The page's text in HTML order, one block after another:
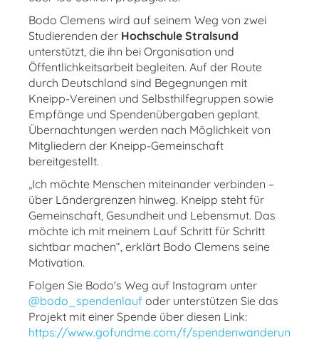
Bodo Clemens wird auf seinem Weg von zwei
Studierenden der Hochschule Stralsund
unterstützt, die ihn bei Organisation und
Öffentlichkeitsarbeit begleiten. Auf der Route
durch Deutschland sind Begegnungen mit
Kneipp-Vereinen und Selbsthilfegruppen sowie
Empfänge und Spendenübergaben geplant.
Übernachtungen werden nach Möglichkeit von
Mitgliedern der Kneipp-Gemeinschaft
bereitgestellt.
„Ich möchte Menschen miteinander verbinden –
über Ländergrenzen hinweg. Kneipp steht für
Gemeinschaft, Gesundheit und Lebensmut. Das
möchte ich mit meinem Lauf Schritt für Schritt
sichtbar machen“, erklärt Bodo Clemens seine
Motivation.
Folgen Sie Bodo's Weg auf Instagram unter
@bodo_spendenlauf oder unterstützen Sie das
Projekt mit einer Spende über diesen Link:
https://www.gofundme.com/f/spendenwanderun